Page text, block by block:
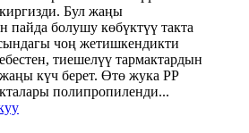
Бул жаңы
пайда болушу көбүктүү такта
чоң жетишкендикти
тиешелүү тармактардын
күч берет. Өтө жука PP
полипропиленди...